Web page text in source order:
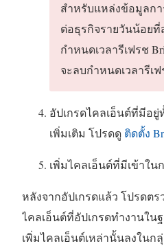
สำหรับแหล่งข้อมูลก
ต่อธุรกิจรายวันน้อยที่
กำหนดเวลารีเฟรช
จะลบกำหนดเวลารีเ
อัปเกรดไคลเอ็นต์ที่มีอ
เพิ่มเติม โปรดดู ติดตั้ง
เพิ่มไคลเอ็นต์ที่มีเข้าใน
หลังจากอัปเกรดแล้ว โปรดต
ไคลเอ็นต์ที่อัปเกรดทำงานใน
เพิ่มไคลเอ็นต์เหล่านั้นลงในก